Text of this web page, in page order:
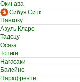
Окинава
Сибуя Сити
Нанкоку
Азуль Кларо
Тадоцу
Осака
Тотиги
Нагасаки
Балейне
Парафренте